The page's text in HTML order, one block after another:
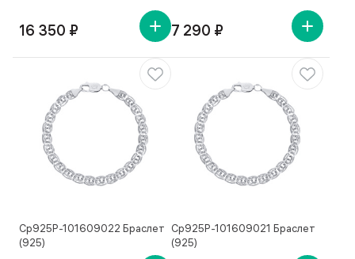
16 350 ₽ 7 290 ₽
Ср925Р-101609022 Браслет
(925)
Ср925Р-101609021 Браслет
(925)